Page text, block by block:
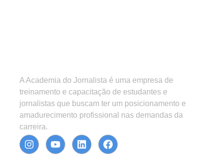
A Academia do Jornalista é uma empresa de
treinamento e capacitação de estudantes e
jornalistas que buscam ter um posicionamento e
amadurecimento profissional nas demandas da
carreira.